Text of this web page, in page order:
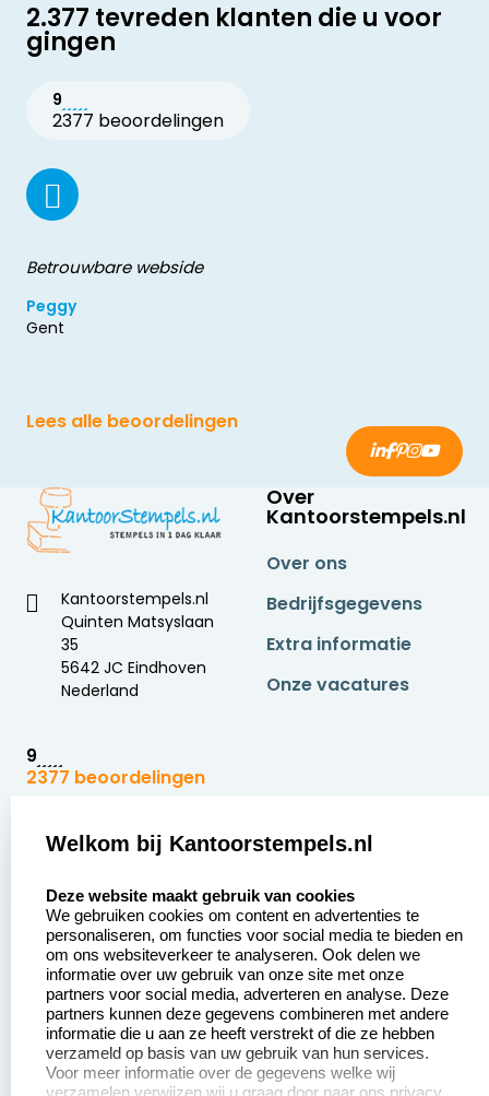
2.377 tevreden klanten die u voor
gingen
9
2377 beoordelingen
Betrouwbare webside
Peggy
Gent
Lees alle beoordelingen
Kantoorstempels.nl
Quinten Matsyslaan
35
5642 JC Eindhoven
Nederland
9
2377 beoordelingen
Over
Kantoorstempels.nl
Over ons
Bedrijfsgegevens
Extra informatie
Onze vacatures
Zakelijk:
Aanvraag op maat
Betaling &
Verzending
Wederverkoper
worden
Sale
Klantenservice:
Contact opnemen
Veel gestelde vragen
Retourneren
Herroepingsrecht
Welkom bij Kantoorstempels.nl
Deze website maakt gebruik van cookies
We gebruiken cookies om content en advertenties te
personaliseren, om functies voor social media te bieden en
om ons websiteverkeer te analyseren. Ook delen we
informatie over uw gebruik van onze site met onze
partners voor social media, adverteren en analyse. Deze
partners kunnen deze gegevens combineren met andere
informatie die u aan ze heeft verstrekt of die ze hebben
verzameld op basis van uw gebruik van hun services.
Voor meer informatie over de gegevens welke wij
verzamelen verwijzen wij u graag door naar ons privacy